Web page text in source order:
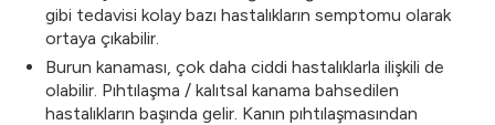
gibi tedavisi kolay bazı hastalıkların semptomu olarak
ortaya çıkabilir.
Burun kanaması, çok daha ciddi hastalıklarla ilişkili de
olabilir. Pıhtılaşma / kalıtsal kanama bahsedilen
hastalıkların başında gelir. Kanın pıhtılaşmasından